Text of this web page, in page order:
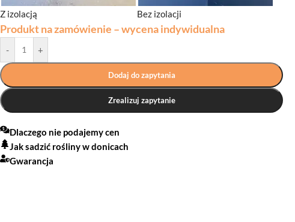
Z izolacją Bez izolacji
Produkt na zamówienie – wycena indywidualna
- +
Dodaj do zapytania
Zrealizuj zapytanie
Dlaczego nie podajemy cen
Jak sadzić rośliny w donicach
Gwarancja